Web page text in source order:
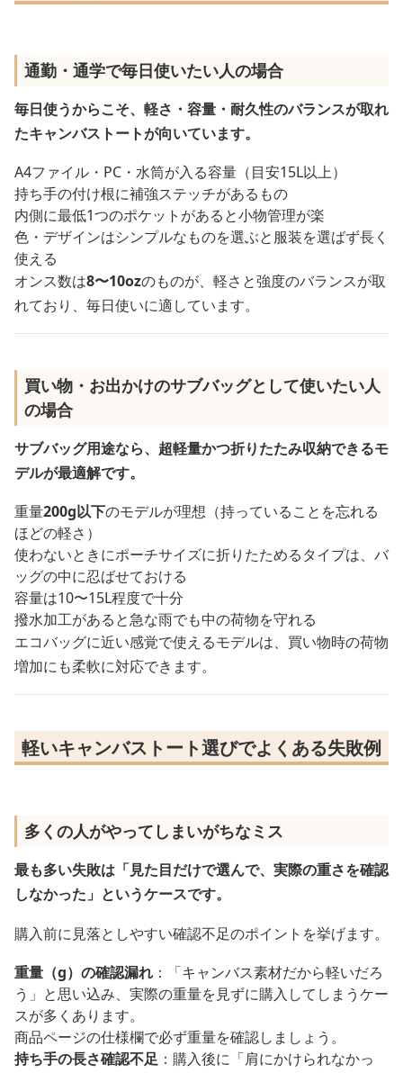
通勤・通学で毎日使いたい人の場合
毎日使うからこそ、軽さ・容量・耐久性のバランスが取れ
たキャンバストートが向いています。
A4ファイル・PC・水筒が入る容量（目安15L以上）
持ち手の付け根に補強ステッチがあるもの
内側に最低1つのポケットがあると小物管理が楽
色・デザインはシンプルなものを選ぶと服装を選ばず長く
使える
オンス数は8〜10ozのものが、軽さと強度のバランスが取
れており、毎日使いに適しています。
買い物・お出かけのサブバッグとして使いたい人
の場合
サブバッグ用途なら、超軽量かつ折りたたみ収納できるモ
デルが最適解です。
重量200g以下のモデルが理想（持っていることを忘れる
ほどの軽さ）
使わないときにポーチサイズに折りたためるタイプは、バ
ッグの中に忍ばせておける
容量は10〜15L程度で十分
撥水加工があると急な雨でも中の荷物を守れる
エコバッグに近い感覚で使えるモデルは、買い物時の荷物
増加にも柔軟に対応できます。
軽いキャンバストート選びでよくある失敗例
多くの人がやってしまいがちなミス
最も多い失敗は「見た目だけで選んで、実際の重さを確認
しなかった」というケースです。
購入前に見落としやすい確認不足のポイントを挙げます。
重量（g）の確認漏れ ：「キャンバス素材だから軽いだろ
う」と思い込み、実際の重量を見ずに購入してしまうケー
スが多くあります。
商品ページの仕様欄で必ず重量を確認しましょう。
持ち手の長さ確認不足 ：購入後に「肩にかけられなかっ